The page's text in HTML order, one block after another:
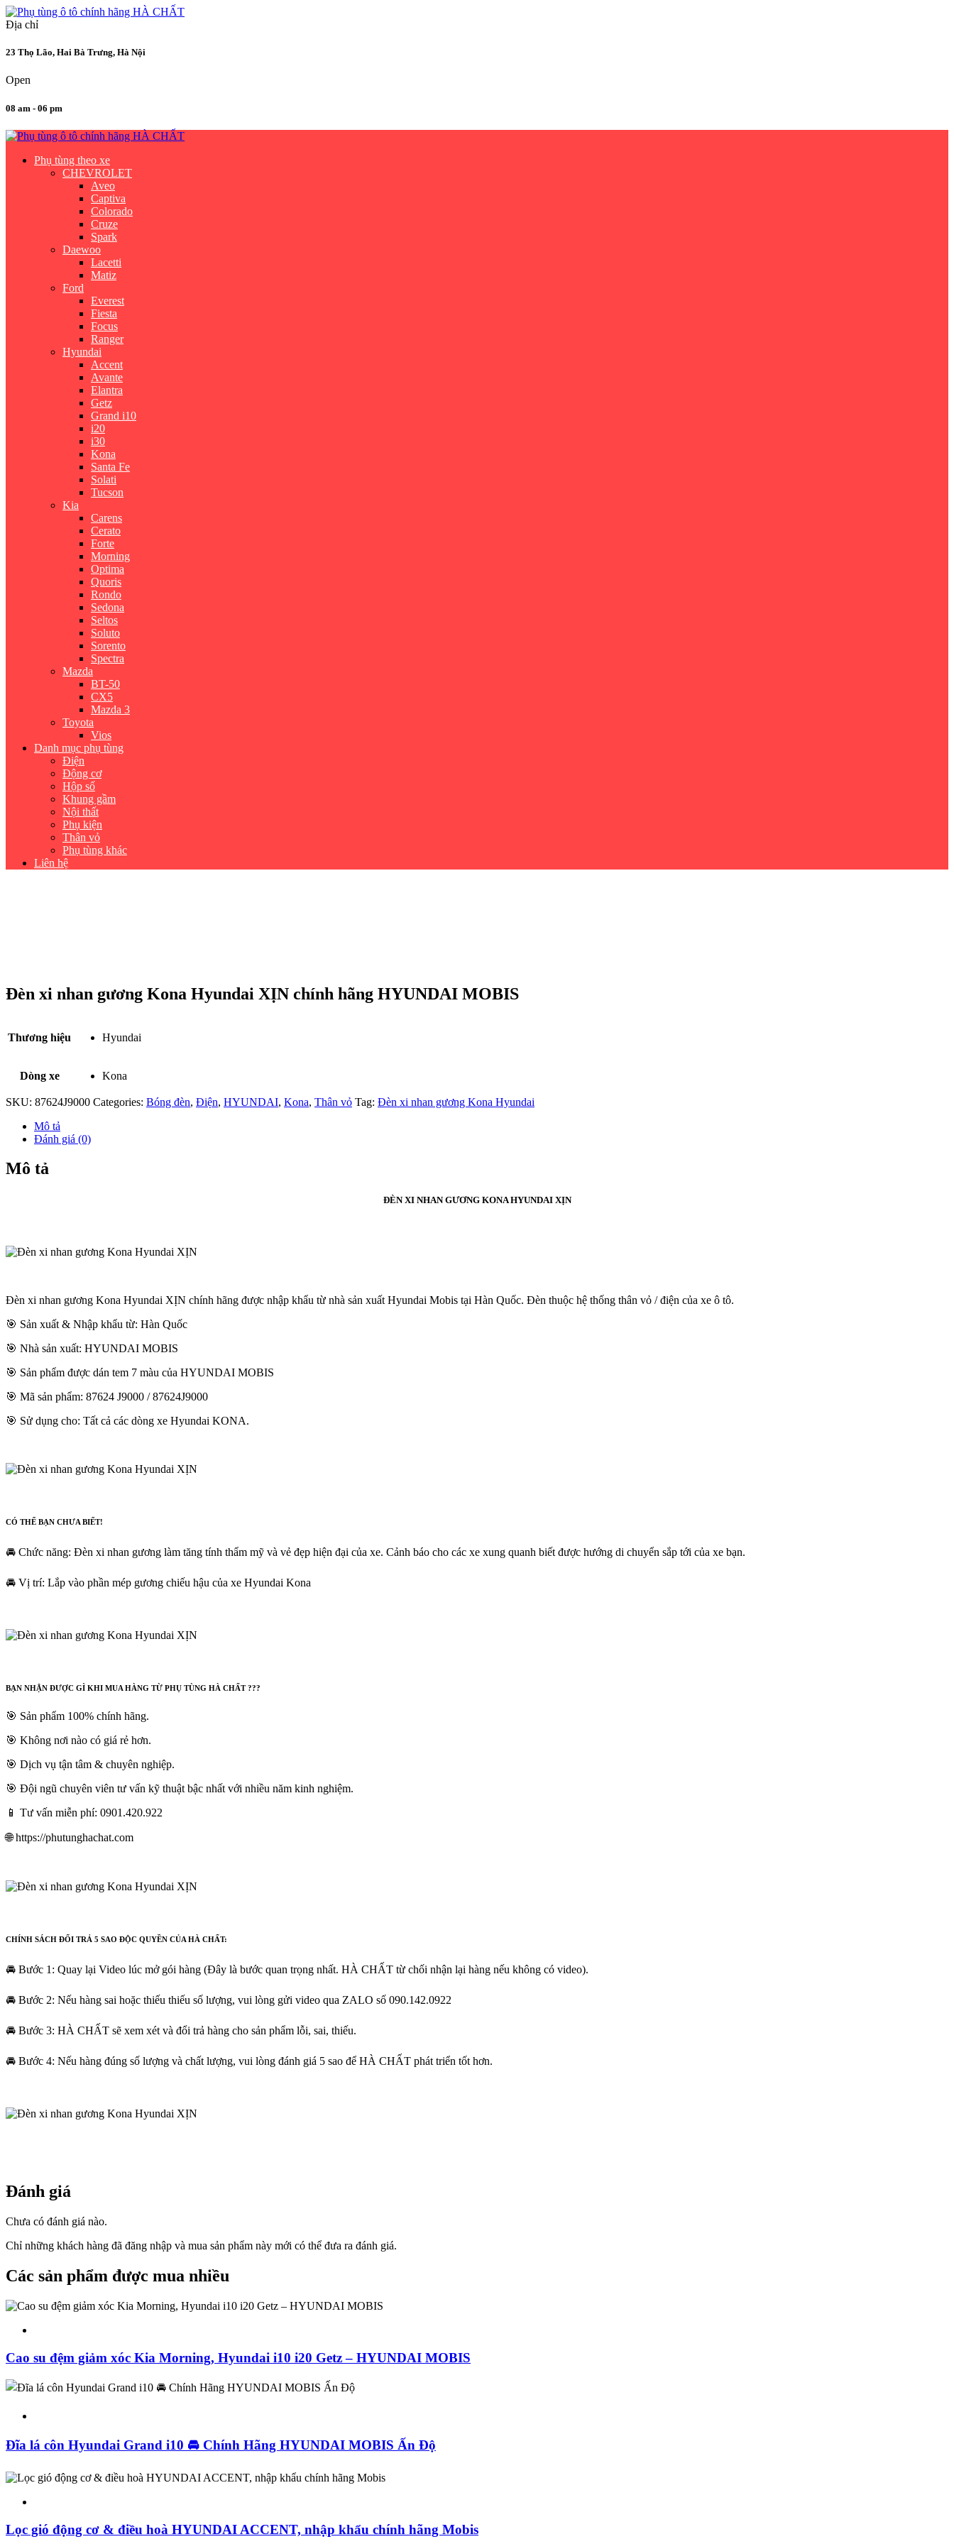
Địa chỉ
23 Thọ Lão, Hai Bà Trưng, Hà Nội
Open
08 am - 06 pm
Phụ tùng theo xe
CHEVROLET
Aveo
Captiva
Colorado
Cruze
Spark
Daewoo
Lacetti
Matiz
Ford
Everest
Fiesta
Focus
Ranger
Hyundai
Accent
Avante
Elantra
Getz
Grand i10
i20
i30
Kona
Santa Fe
Solati
Tucson
Kia
Carens
Cerato
Forte
Morning
Optima
Quoris
Rondo
Sedona
Seltos
Soluto
Sorento
Spectra
Mazda
BT-50
CX5
Mazda 3
Toyota
Vios
Danh mục phụ tùng
Điện
Động cơ
Hộp số
Khung gầm
Nội thất
Phụ kiện
Thân vỏ
Phụ tùng khác
Liên hệ
Đèn xi nhan gương Kona Hyundai XỊN chính hãng HYUNDAI MOBIS
Thương hiệu Hyundai
Dòng xe Kona
SKU: 87624J9000 Categories: Bóng đèn, Điện, HYUNDAI, Kona, Thân vỏ Tag: Đèn xi nhan gương Kona Hyundai
Mô tả
Đánh giá (0)
Mô tả
ĐÈN XI NHAN GƯƠNG KONA HYUNDAI XỊN
Đèn xi nhan gương Kona Hyundai XỊN chính hãng được nhập khẩu từ nhà sản xuất Hyundai Mobis tại Hàn Quốc. Đèn thuộc hệ thống thân vỏ / điện của xe ô tô.
🎯 Sản xuất & Nhập khẩu từ: Hàn Quốc
🎯 Nhà sản xuất: HYUNDAI MOBIS
🎯 Sản phẩm được dán tem 7 màu của HYUNDAI MOBIS
🎯 Mã sản phẩm: 87624 J9000 / 87624J9000
🎯 Sử dụng cho: Tất cả các dòng xe Hyundai KONA.
CÓ THỂ BẠN CHƯA BIẾT!
🚘 Chức năng: Đèn xi nhan gương làm tăng tính thẩm mỹ và vẻ đẹp hiện đại của xe. Cảnh báo cho các xe xung quanh biết được hướng di chuyển sắp tới của xe bạn.
🚘 Vị trí: Lắp vào phần mép gương chiếu hậu của xe Hyundai Kona
BẠN NHẬN ĐƯỢC GÌ KHI MUA HÀNG TỪ PHỤ TÙNG HÀ CHẤT ???
🎯 Sản phẩm 100% chính hãng.
🎯 Không nơi nào có giá rẻ hơn.
🎯 Dịch vụ tận tâm & chuyên nghiệp.
🎯 Đội ngũ chuyên viên tư vấn kỹ thuật bậc nhất với nhiều năm kinh nghiệm.
📱 Tư vấn miễn phí: 0901.420.922
🌐 https://phutunghachat.com
CHÍNH SÁCH ĐỔI TRẢ 5 SAO ĐỘC QUYỀN CỦA HÀ CHẤT:
🚘 Bước 1: Quay lại Video lúc mở gói hàng (Đây là bước quan trọng nhất. HÀ CHẤT từ chối nhận lại hàng nếu không có video).
🚘 Bước 2: Nếu hàng sai hoặc thiếu thiếu số lượng, vui lòng gửi video qua ZALO số 090.142.0922
🚘 Bước 3: HÀ CHẤT sẽ xem xét và đổi trả hàng cho sản phẩm lỗi, sai, thiếu.
🚘 Bước 4: Nếu hàng đúng số lượng và chất lượng, vui lòng đánh giá 5 sao để HÀ CHẤT phát triển tốt hơn.
Đánh giá
Chưa có đánh giá nào.
Chỉ những khách hàng đã đăng nhập và mua sản phẩm này mới có thể đưa ra đánh giá.
Các sản phẩm được mua nhiều
Cao su đệm giảm xóc Kia Morning, Hyundai i10 i20 Getz – HYUNDAI MOBIS
Đĩa lá côn Hyundai Grand i10 🚘 Chính Hãng HYUNDAI MOBIS Ấn Độ
Lọc gió động cơ & điều hoà HYUNDAI ACCENT, nhập khẩu chính hãng Mobis